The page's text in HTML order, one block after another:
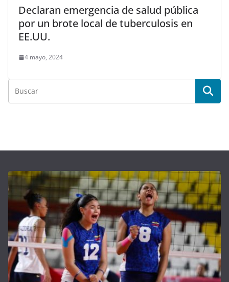
Declaran emergencia de salud pública
por un brote local de tuberculosis en
EE.UU.
4 mayo, 2024